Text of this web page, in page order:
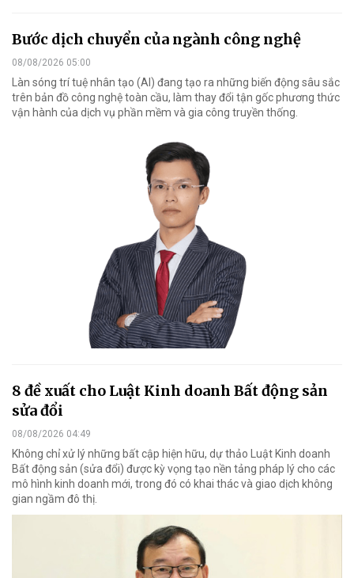
Bước dịch chuyển của ngành công nghệ
08/08/2026 05:00
Làn sóng trí tuệ nhân tạo (AI) đang tạo ra những biến động sâu sắc
trên bản đồ công nghệ toàn cầu, làm thay đổi tận gốc phương thức
vận hành của dịch vụ phần mềm và gia công truyền thống.
8 đề xuất cho Luật Kinh doanh Bất động sản
sửa đổi
08/08/2026 04:49
Không chỉ xử lý những bất cập hiện hữu, dự thảo Luật Kinh doanh
Bất động sản (sửa đổi) được kỳ vọng tạo nền tảng pháp lý cho các
mô hình kinh doanh mới, trong đó có khai thác và giao dịch không
gian ngầm đô thị.